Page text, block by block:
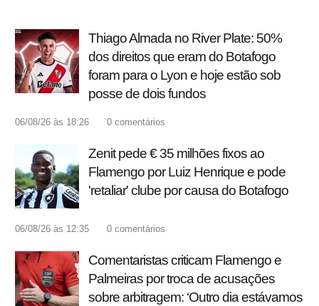
Thiago Almada no River Plate: 50%
dos direitos que eram do Botafogo
foram para o Lyon e hoje estão sob
posse de dois fundos
06/08/26 às 18:26 0 comentários
Zenit pede € 35 milhões fixos ao
Flamengo por Luiz Henrique e pode
'retaliar' clube por causa do Botafogo
06/08/26 às 12:35 0 comentários
Comentaristas criticam Flamengo e
Palmeiras por troca de acusações
sobre arbitragem: ‘Outro dia estávamos